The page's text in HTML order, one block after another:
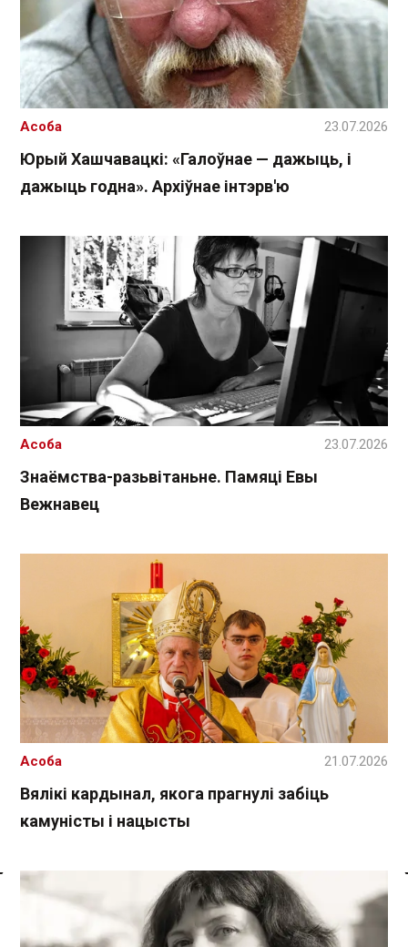
Спасылка без VPN
Юрый Хашчавацкі: «Галоўнае — дажыць, і
дажыць годна». Архіўнае інтэрв'ю
Асоба 23.07.2026
Знаёмства-разьвітаньне. Памяці Евы
Вежнавец
Асоба 23.07.2026
Вялікі кардынал, якога прагнулі забіць
камуністы і нацысты
Асоба 21.07.2026